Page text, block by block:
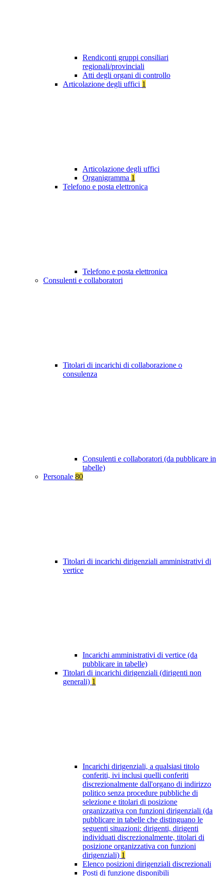
Rendiconti gruppi consiliari
regionali/provinciali
Atti degli organi di controllo
Articolazione degli uffici 1
Articolazione degli uffici
Organigramma 1
Telefono e posta elettronica
Telefono e posta elettronica
Consulenti e collaboratori
Titolari di incarichi di collaborazione o
consulenza
Consulenti e collaboratori (da pubblicare in
tabelle)
Personale 80
Titolari di incarichi dirigenziali amministrativi di
vertice
Incarichi amministrativi di vertice (da
pubblicare in tabelle)
Titolari di incarichi dirigenziali (dirigenti non
generali) 1
Incarichi dirigenziali, a qualsiasi titolo
conferiti, ivi inclusi quelli conferiti
discrezionalmente dall'organo di indirizzo
politico senza procedure pubbliche di
selezione e titolari di posizione
organizzativa con funzioni dirigenziali (da
pubblicare in tabelle che distinguano le
seguenti situazioni: dirigenti, dirigenti
individuati discrezionalmente, titolari di
posizione organizzativa con funzioni
dirigenziali) 1
Elenco posizioni dirigenziali discrezionali
Posti di funzione disponibili